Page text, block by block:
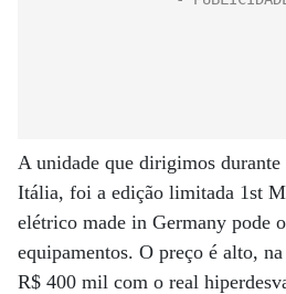
A unidade que dirigimos
Itália, foi a edição limitada 1st
elétrico made in Germany pode
equipamentos. O preço é alto,
R$ 400 mil com o real